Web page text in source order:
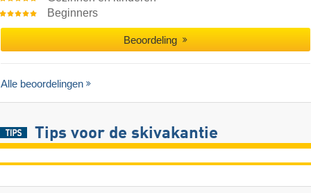
Beginners
Beoordeling
Alle beoordelingen
Tips voor de skivakantie